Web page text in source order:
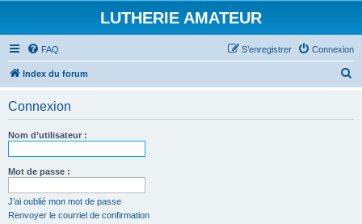
LUTHERIE AMATEUR
FAQ Connexion
S’enregistrer
Index du forum
Connexion
Nom d’utilisateur :
Mot de passe :
J’ai oublié mon mot de passe
Renvoyer le courriel de confirmation